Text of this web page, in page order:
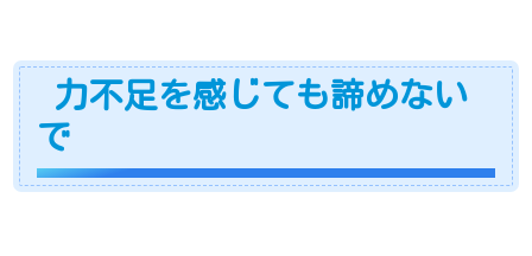
力不足を感じても諦めない
で